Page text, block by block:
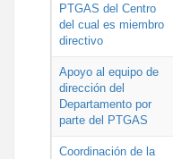
PTGAS del Centro
del cual es miembro
directivo
Apoyo al equipo de
dirección del
Departamento por
parte del PTGAS
Coordinación de la